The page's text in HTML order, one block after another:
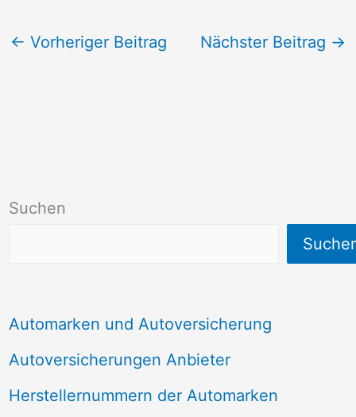
Suchen
Automarken und Autoversicherung
Autoversicherungen Anbieter
Herstellernummern der Automarken
← Vorheriger Beitrag Nächster Beitrag →